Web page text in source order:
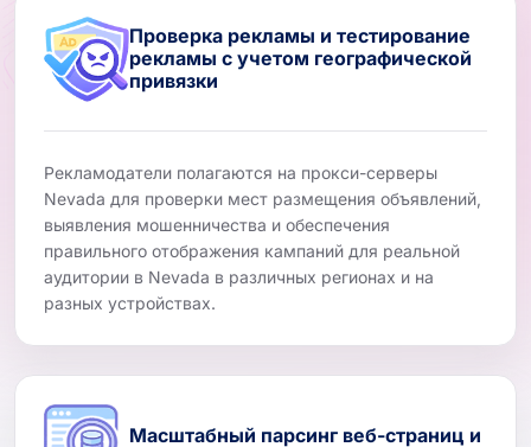
Проверка рекламы и тестирование
рекламы с учетом географической
привязки
Рекламодатели полагаются на прокси-серверы
Nevada для проверки мест размещения объявлений,
выявления мошенничества и обеспечения
правильного отображения кампаний для реальной
аудитории в Nevada в различных регионах и на
разных устройствах.
Масштабный парсинг веб-страниц и